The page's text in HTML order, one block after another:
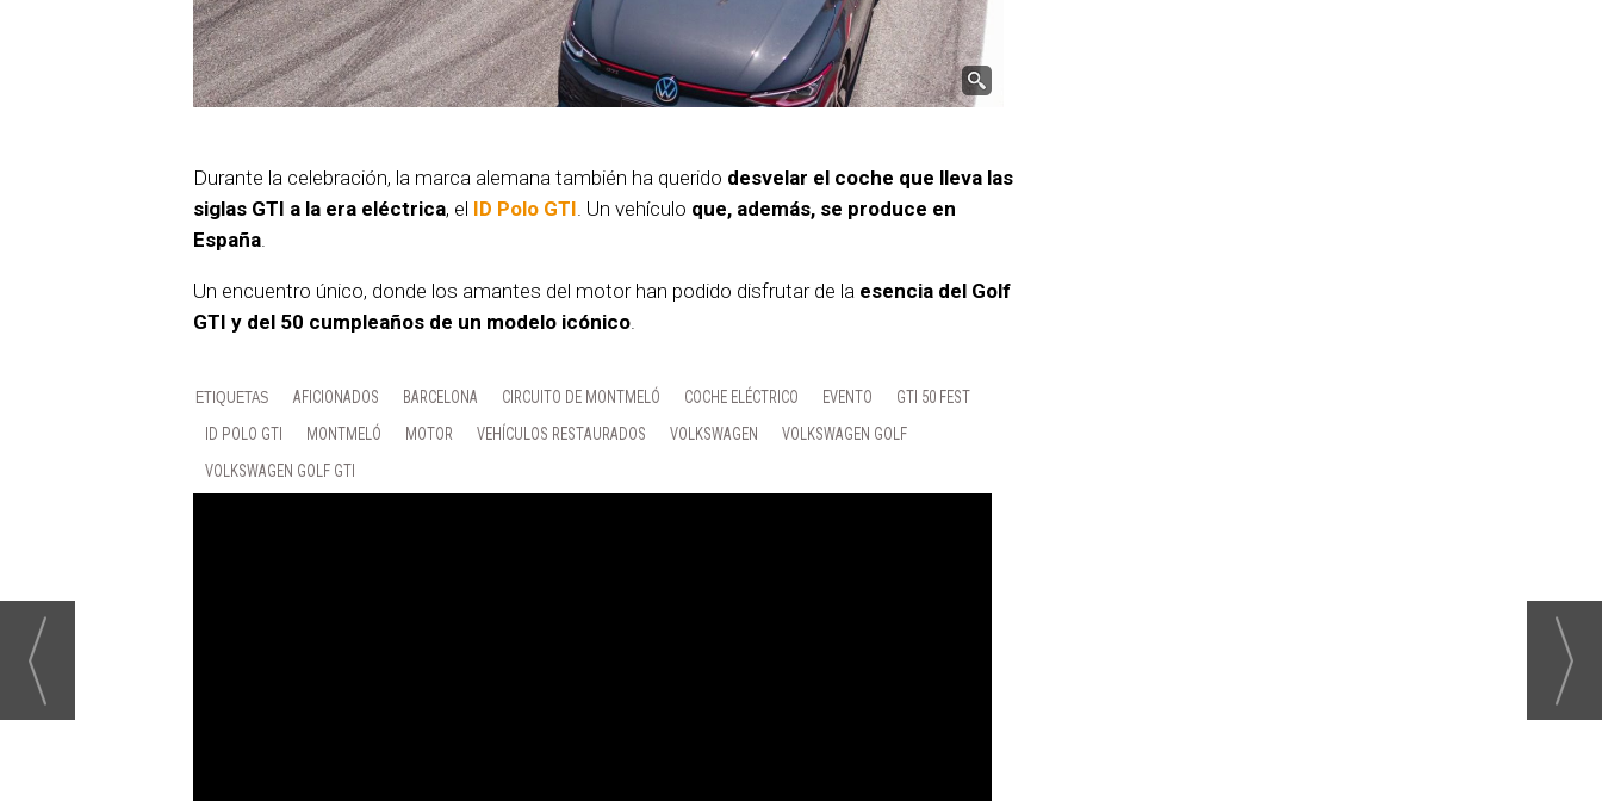
Durante la celebración, la marca alemana también ha querido desvelar el coche que lleva las
siglas GTI a la era eléctrica, el ID Polo GTI. Un vehículo que, además, se produce en
España.
Un encuentro único, donde los amantes del motor han podido disfrutar de la esencia del Golf
GTI y del 50 cumpleaños de un modelo icónico.
AFICIONADOS BARCELONA CIRCUITO DE MONTMELÓ COCHE ELÉCTRICO EVENTO
GTI 50 FEST
ID POLO GTI
MONTMELÓ MOTOR VEHÍCULOS RESTAURADOS VOLKSWAGEN
VOLKSWAGEN GOLF
VOLKSWAGEN GOLF GTI